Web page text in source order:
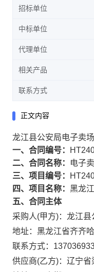
招标单位
中标单位
代理单位
相关产品
联系方式
正文内容
龙江县公安局电子卖
一、合同编号：
二、合同名称：
电子
三、项目编号：
四、项目名称： 黑龙
五、合同主体
采购人(甲方)：龙江县
地址：黑龙江省齐齐
联系方式：
供应商(乙方)：辽宁